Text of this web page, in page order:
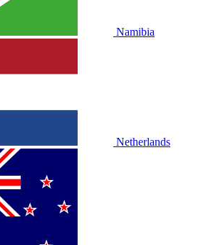
Namibia
Netherlands